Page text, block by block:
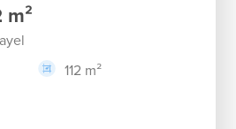
m²
112 m²